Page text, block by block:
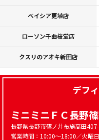
ベイシア更埴店
ローソン千曲桜堂店
クスリのアオキ新田店
デフ
ミニミニＦＣ長野
長野県長野市篠ノ井布施高田
営業時間：10:00～18:00／火曜